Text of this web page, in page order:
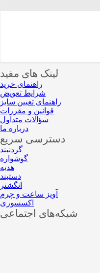
لینک های مفید
راهنمای خرید
شرایط تعویض
راهنمای تعیین سایز
قوانین و مقررات
سؤالات متداول
درباره ما
دسترسی سریع
گردنبند
گوشواره
هدیه
دستبند
انگشتر
آویز ساعت و چرم
اکسسوری
شبکه‌های اجتماعی